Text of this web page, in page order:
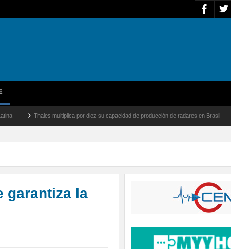
multiplica por diez su capacidad de producción de radares en Brasil Ampliando
garantiza la